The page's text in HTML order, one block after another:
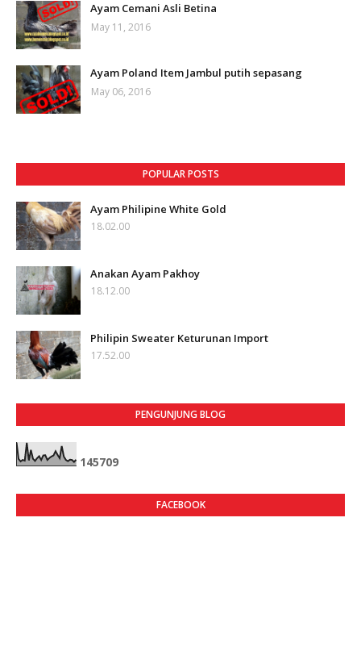
Ayam Cemani Asli Betina
May 11, 2016
Ayam Poland Item Jambul putih sepasang
May 06, 2016
POPULAR POSTS
Ayam Philipine White Gold
18.02.00
Anakan Ayam Pakhoy
18.12.00
Philipin Sweater Keturunan Import
17.52.00
PENGUNJUNG BLOG
145709
FACEBOOK